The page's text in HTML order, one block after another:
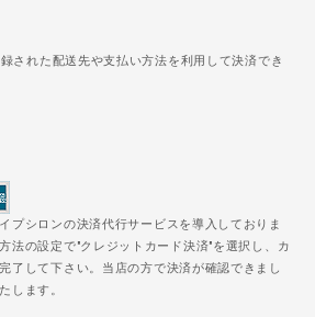
された配送先や支払い方法を利用して決済でき
プシロンの決済代行サービスを導入しておりま
法の設定で"クレジットカード決済"を選択し、カ
了して下さい。当店の方で決済が確認できまし
します。